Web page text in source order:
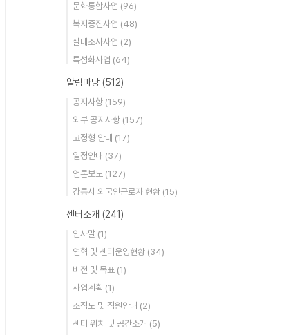
문화통합사업 (96)
복지증진사업 (48)
실태조사사업 (2)
특성화사업 (64)
알림마당(512)
공지사항 (159)
외부 공지사항 (157)
고정형 안내 (17)
일정안내 (37)
언론보도 (127)
강릉시 외국인근로자 현황 (15)
센터소개(241)
인사말 (1)
연혁 및 센터운영현황 (34)
비전 및 목표 (1)
사업계획 (1)
조직도 및 직원안내 (2)
센터 위치 및 공간소개 (5)